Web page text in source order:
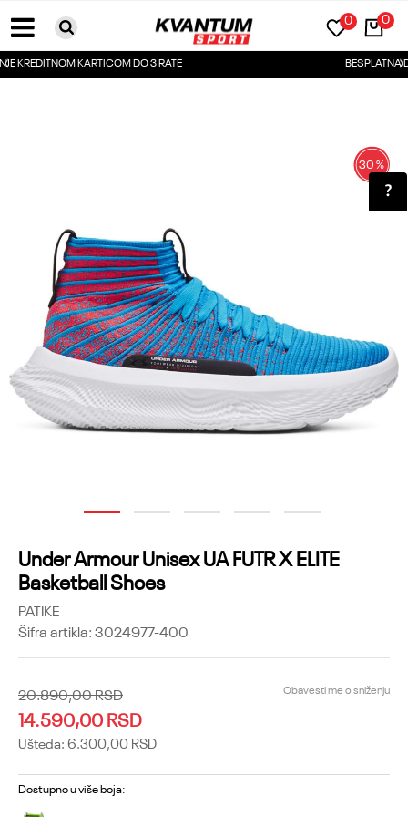
0
0
BESPLATNA DOSTAVA ZA PORUDŽBINE PREKO
1 2 3 4 5
30%
Under Armour Unisex UA FUTR X ELITE
Basketball Shoes
PATIKE
Šifra artikla:3024977-400
20.890,00RSD
14.590,00RSD
Ušteda: 6.300,00 RSD
Obavesti me o sniženju
Dostupno u više boja: